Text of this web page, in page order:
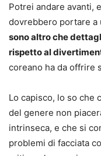
Potrei andare avanti,
dovrebbero portare a
sono altro che
rispetto al
coreano ha da offrire
Lo capisco, lo so che
del genere non
intrinseca, e che si
problemi di facciata